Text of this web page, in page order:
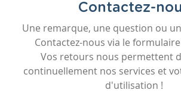
Contactez-
Une remarque, une question ou
Contactez-nous via le
Vos retours nous permettent
continuellement nos services et
d'utilisation !